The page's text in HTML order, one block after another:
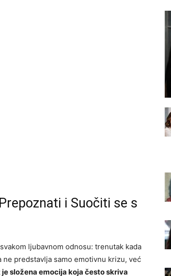
i Suočiti se s
ljubavnom odnosu: trenutak kada
ne predstavlja samo emotivnu krizu, već
složena emocija koja često skriva